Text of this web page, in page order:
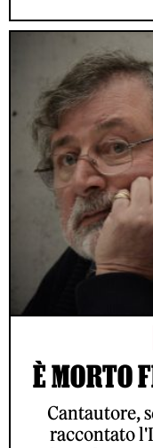
È MORTO
Cantautore,
raccontato